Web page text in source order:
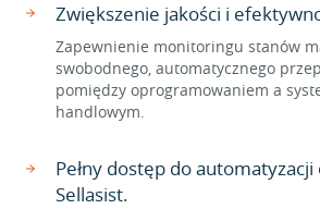
Zwiększenie jakości i
Zapewnienie monitoringu stanów
swobodnego, automatycznego
pomiędzy oprogramowaniem a
handlowym.
Pełny dostęp do
Sellasist.